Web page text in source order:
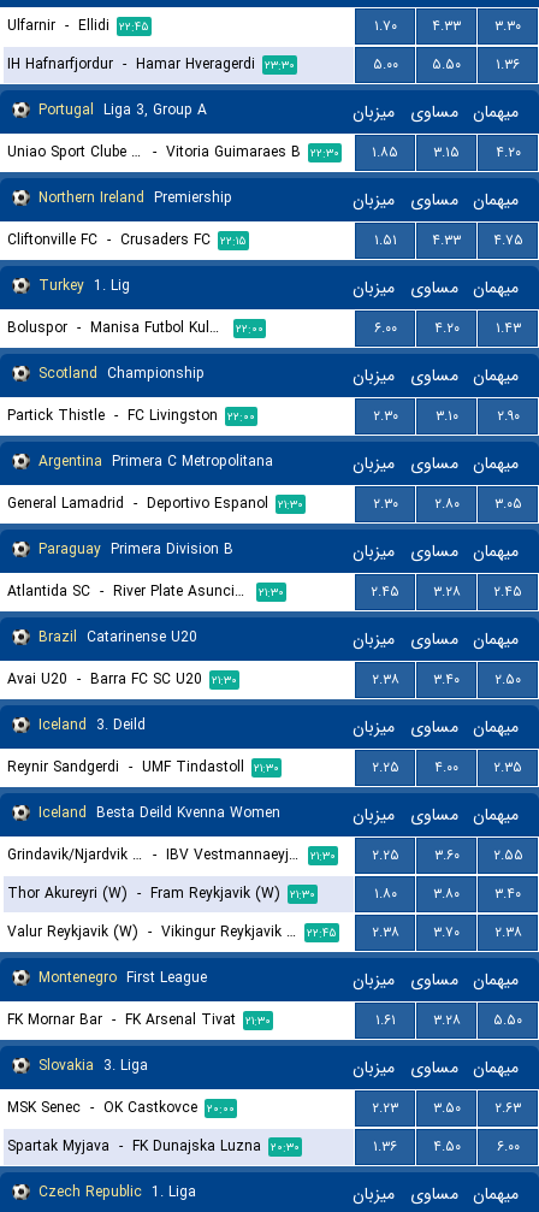
Ulfarnir - Ellidi ۲۲:۴۵ ۱.۷۰ ۴.۳۳
۳.۳۰
IH Hafnarfjordur - Hamar Hveragerdi ۲۳:۳۰ ۵.۰۰ ۵.۵۰
۱.۳۶
Portugal Liga 3, Group A میزبان مساوی میهمان
Uniao Sport Clube Paredes - Vitoria Guimaraes B ۲۲:۳۰ ۱.۸۵ ۳.۱۵
۴.۲۰
Northern Ireland Premiership میزبان مساوی میهمان
Cliftonville FC - Crusaders FC ۲۲:۱۵ ۱.۵۱ ۴.۳۳
۴.۷۵
Turkey 1. Lig میزبان مساوی میهمان
Boluspor - Manisa Futbol Kulubu ۲۲:۰۰ ۶.۰۰ ۴.۲۰
۱.۴۳
Scotland Championship میزبان مساوی میهمان
Partick Thistle - FC Livingston ۲۲:۰۰ ۲.۳۰ ۳.۱۰
۲.۹۰
Argentina Primera C Metropolitana میزبان مساوی میهمان
General Lamadrid - Deportivo Espanol ۲۱:۳۰ ۲.۳۰ ۲.۸۰
۳.۰۵
Paraguay Primera Division B میزبان مساوی میهمان
Atlantida SC - River Plate Asuncion ۲۱:۳۰ ۲.۴۵ ۳.۲۸
۲.۴۵
Brazil Catarinense U20 میزبان مساوی میهمان
Avai U20 - Barra FC SC U20 ۲۱:۳۰ ۲.۳۸ ۳.۴۰
۲.۵۰
Iceland 3. Deild میزبان مساوی میهمان
Reynir Sandgerdi - UMF Tindastoll ۲۱:۳۰ ۲.۲۵ ۴.۰۰
۲.۳۵
Iceland Besta Deild Kvenna Women میزبان مساوی میهمان
Grindavik/Njardvik (W) - IBV Vestmannaeyjar (W) ۲۱:۳۰ ۲.۲۵ ۳.۶۰
۲.۵۵
Thor Akureyri (W) - Fram Reykjavik (W) ۲۱:۳۰ ۱.۸۰ ۳.۸۰
۳.۴۰
Valur Reykjavik (W) - Vikingur Reykjavik (W) ۲۲:۴۵ ۲.۳۸ ۳.۷۰
۲.۳۸
Montenegro First League میزبان مساوی میهمان
FK Mornar Bar - FK Arsenal Tivat ۲۱:۳۰ ۱.۶۱ ۳.۲۸
۵.۵۰
Slovakia 3. Liga میزبان مساوی میهمان
MSK Senec - OK Castkovce ۲۰:۰۰ ۲.۲۳ ۳.۵۰
۲.۶۳
Spartak Myjava - FK Dunajska Luzna ۲۰:۳۰ ۱.۳۶ ۴.۵۰
۶.۰۰
Czech Republic 1. Liga میزبان مساوی میهمان